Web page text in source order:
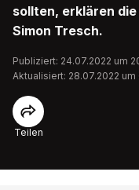
sollten, erklären
Simon Tresch.
Publiziert: 24.07.2022 um
Aktualisiert: 28.07.2022 um
Teilen